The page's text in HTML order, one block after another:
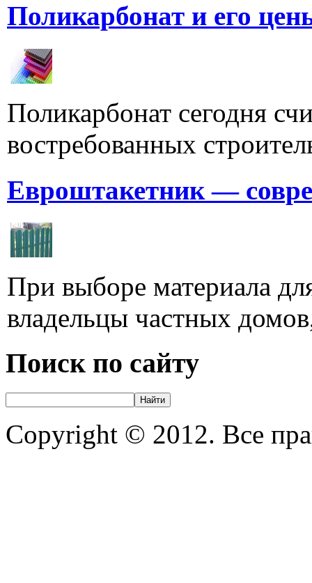
Поликарбонат и его
Поликарбонат сегодня
востребованных
Евроштакетник —
При выборе материала
владельцы частных
Поиск по сайту
Copyright © 2012. Все